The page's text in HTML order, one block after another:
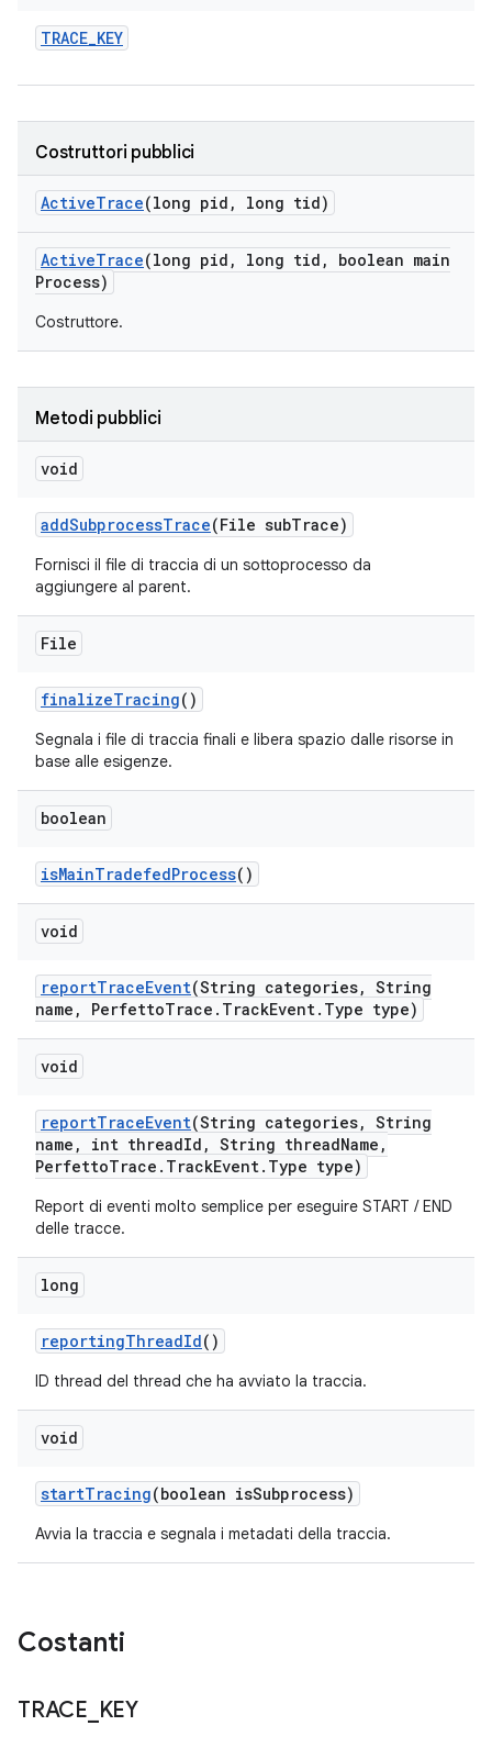
TRACE_KEY
Costruttori pubblici
ActiveTrace(long pid , long tid)
ActiveTrace(long pid , long tid ,
boolean main
Process)
Costruttore.
Metodi pubblici
void
addSubprocessTrace(File subTrace)
Fornisci il file di traccia di un sottoprocesso da
aggiungere al parent.
File
finalizeTracing()
Segnala i file di traccia finali e libera spazio dalle risorse in
base alle esigenze.
boolean
isMainTradefedProcess()
void
reportTraceEvent(String categories, String
name , PerfettoTrace . TrackEvent. Type type)
void
reportTraceEvent(String categories, String
name , int threadId , String threadName ,
PerfettoTrace . TrackEvent. Type type)
Report di eventi molto semplice per eseguire START / END
delle tracce.
long
reportingThreadId()
ID thread del thread che ha avviato la traccia.
void
startTracing(boolean isSubprocess)
Avvia la traccia e segnala i metadati della traccia.
Costanti
TRACE KEY